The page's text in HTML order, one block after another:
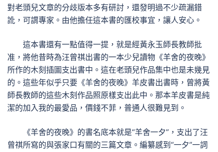
對老頭兒文章的分歧版本多有研討，還發明過不少疏漏錯
訛，可謂專家。由他擔任這本書的匯校事宜，讓人安心。
這本書還有一點值得一提，就是經黃永玉師長教師批
准，將他昔時為汪曾祺出書的一本少兒讀物《羊舍的夜晚》
所作的木刻插圖支出書中。這在老頭兒作品集中也是未幾見
的。這些年似乎只要《羊舍的夜晚》羊皮書出書時，曾將黃
師長教師的這些木刻作品照原樣支出此中。那本羊皮書是純
潔的加入我的最愛品，價錢不菲，普通人很難見到。
《羊舍的夜晚》的書名底本就是“羊舍一夕”，支出了汪
曾祺所寫的與張家口有關的三篇文章。編纂感到“一夕”一詞